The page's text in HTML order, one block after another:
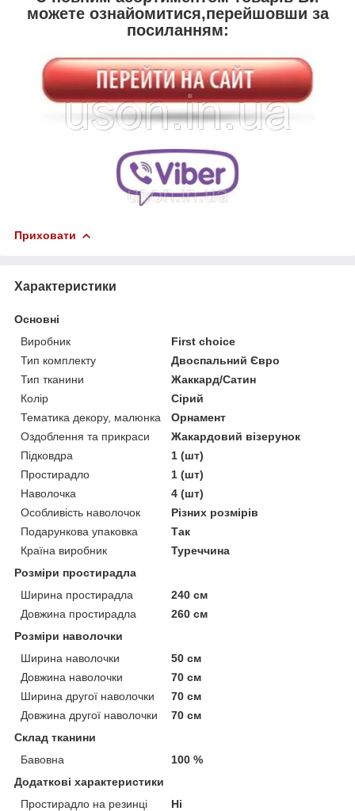
можете ознайомитися,перейшовши за
посиланням:
Приховати
Характеристики
Основні
Виробник
First choice
Тип комплекту
Двоспальний Євро
Тип тканини
Жаккард/Сатин
Колір
Сірий
Тематика декору, малюнка
Орнамент
Оздоблення та прикраси
Жакардовий візерунок
Підковдра
1 (шт)
Простирадло
1 (шт)
Наволочка
4 (шт)
Особливість наволочок
Різних розмірів
Подарункова упаковка
Так
Країна виробник
Туреччина
Розміри простирадла
Ширина простирадла
240 см
Довжина простирадла
260 см
Розміри наволочки
Ширина наволочки
50 см
Довжина наволочки
70 см
Ширина другої наволочки
70 см
Довжина другої наволочки
70 см
Склад тканини
Бавовна
100 %
Додаткові характеристики
Простирадло на резинці
Ні